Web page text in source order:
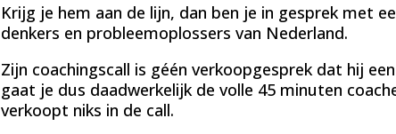
Krijg je hem aan de lijn, dan ben je in gesprek met
denkers en probleemoplossers van Nederland.
Zijn coachingscall is géén verkoopgesprek dat hij een
gaat je dus daadwerkelijk de volle 45 minuten
verkoopt niks in de call.